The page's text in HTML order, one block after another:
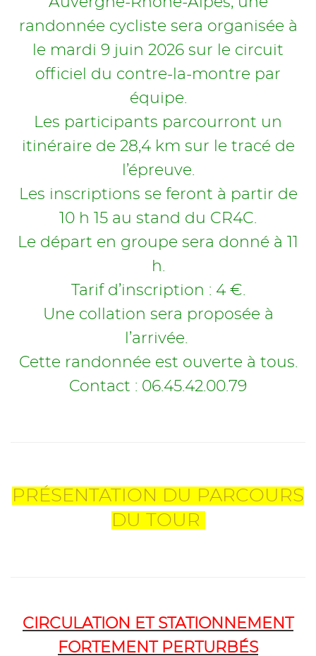
randonnée cycliste sera organisée à
le mardi 9 juin 2026 sur le circuit
officiel du contre-la-montre par
équipe.
Les participants parcourront un
itinéraire de 28,4 km sur le tracé de
l’épreuve.
Les inscriptions se feront à partir de
10 h 15 au stand du CR4C.
Le départ en groupe sera donné à 11
h.
Tarif d’inscription : 4 €.
Une collation sera proposée à
l’arrivée.
Cette randonnée est ouverte à tous.
Contact : 06.45.42.00.79
PRÉSENTATION DU PARCOURS
DU TOUR
CIRCULATION ET STATIONNEMENT
FORTEMENT PERTURBÉS